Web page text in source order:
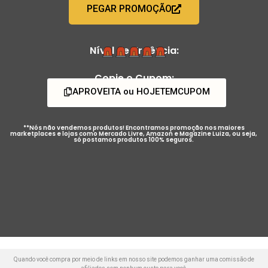
PEGAR PROMOÇÃO
Nível de Urgência:
Copie o Cupom:
APROVEITA ou HOJETEMCUPOM
**Nós não vendemos produtos! Encontramos promoção nos maiores
marketplaces e lojas como Mercado Livre, Amazon e Magazine Luiza, ou seja,
só postamos produtos 100% seguros.
Quando você compra por meio de links em nosso site podemos ganhar uma comissão de